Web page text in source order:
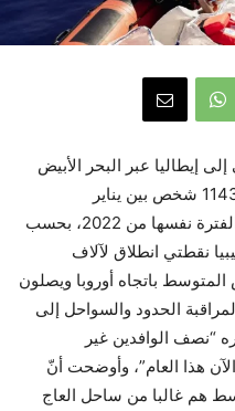
إيطاليا عبر البحر الأبيض
المتوسط من شمال إفريقيا نحو 114300 شخص بين يناير
وأغسطس، أي نحو ضعف العدد في الفترة نفسها من 2022، بحسب
نقطتي انطلاق لآلاف
المتوسط باتجاه أوروبا ويصلون
لمراقبة الحدود والسواحل إلى
“نصف الوافدين غير
هذا العام”، وأوضحت أنّ
هم غالبا من ساحل العاج